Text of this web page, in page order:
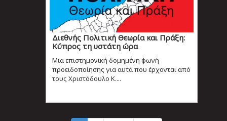
Διεθνής Πολιτική Θεωρία και Πράξη:
Κύπρος τη υστάτη ώρα
Μια επιστημονική δομημένη φωνή
προειδοποίησης για αυτά που έρχονται από
τους Χριστόδουλο Κ....